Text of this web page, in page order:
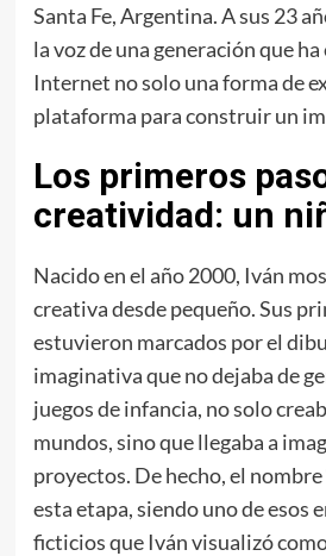
Santa Fe, Argentina. A sus 23
la voz de una generación que
Internet no solo una forma de
plataforma para construir un
Los primeros
creatividad: un
Nacido en el año 2000, Iván
creativa desde pequeño. Sus
estuvieron marcados por el
imaginativa que no dejaba de
juegos de infancia, no solo
mundos, sino que llegaba a
proyectos. De hecho, el nombre
esta etapa, siendo uno de esos
ficticios que Iván visualizó